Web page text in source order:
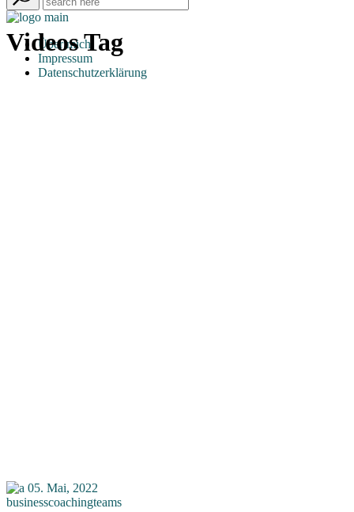
Über mich
Impressum
Datenschutzerklärung
Videos Tag
05. Mai, 2022
businesscoachingteams